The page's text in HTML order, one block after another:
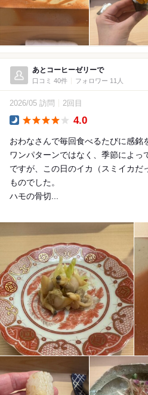
あとコーヒーゼリーで
口コミ 40件 フォロワー 11人
2026/05 訪問 2回目
4.0
おわなさんで毎回食べるたびに感銘
ワンパターンではなく、季節によっ
ですが、この日のイカ（スミイカ
ものでした。
ハモの骨切...